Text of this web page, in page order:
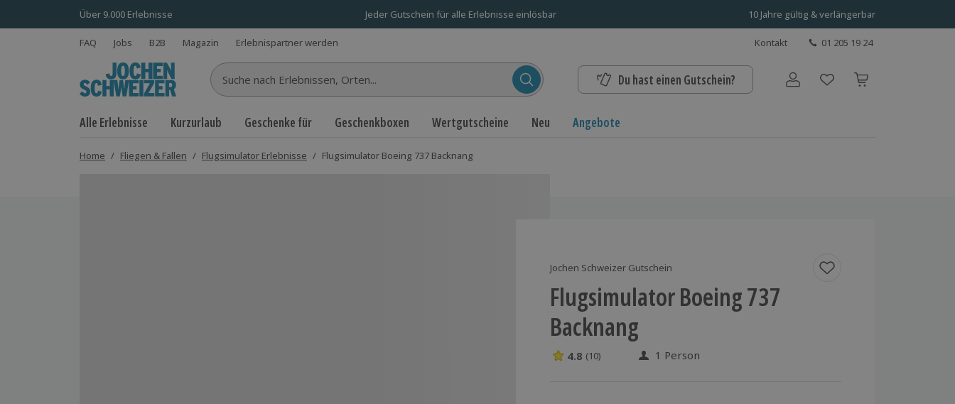
Über 9.000 Erlebnisse Jeder Gutschein für alle Erlebnisse einlösbar 10 Jahre gültig & verlängerbar
FAQ Jobs B2B Magazin Erlebnispartner werden Kontakt 01 205 19 24
Suche nach Erlebnissen... Du hast einen Gutschein? Benutzerkonto
Alle Erlebnisse Kurzurlaub Geschenke für Geschenkboxen Wertgutscheine Neu Angebote
Home / Fliegen & Fallen / Flugsimulator Erlebnisse / Flugsimulator Boeing 737 Backnang
Jochen Schweizer Gutschein
Flugsimulator Boeing 737
Backnang
4.8 Sterne von 5 aus 10 Bewertungen
4.8 (10) 1 Person